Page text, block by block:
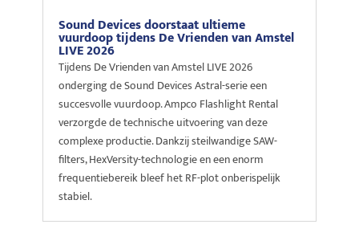
Sound Devices doorstaat ultieme
vuurdoop tijdens De Vrienden van Amstel
LIVE 2026
Tijdens De Vrienden van Amstel LIVE 2026
onderging de Sound Devices Astral-serie een
succesvolle vuurdoop. Ampco Flashlight Rental
verzorgde de technische uitvoering van deze
complexe productie. Dankzij steilwandige SAW-
filters, HexVersity-technologie en een enorm
frequentiebereik bleef het RF-plot onberispelijk
stabiel.